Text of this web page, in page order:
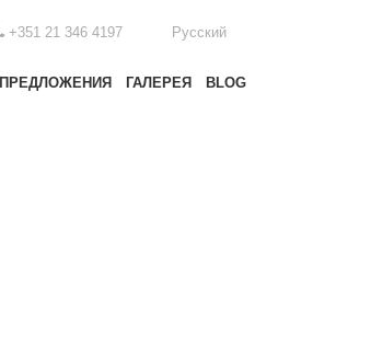
+351 21 346 4197 Русский
ПРЕДЛОЖЕНИЯ ГАЛЕРЕЯ BLOG